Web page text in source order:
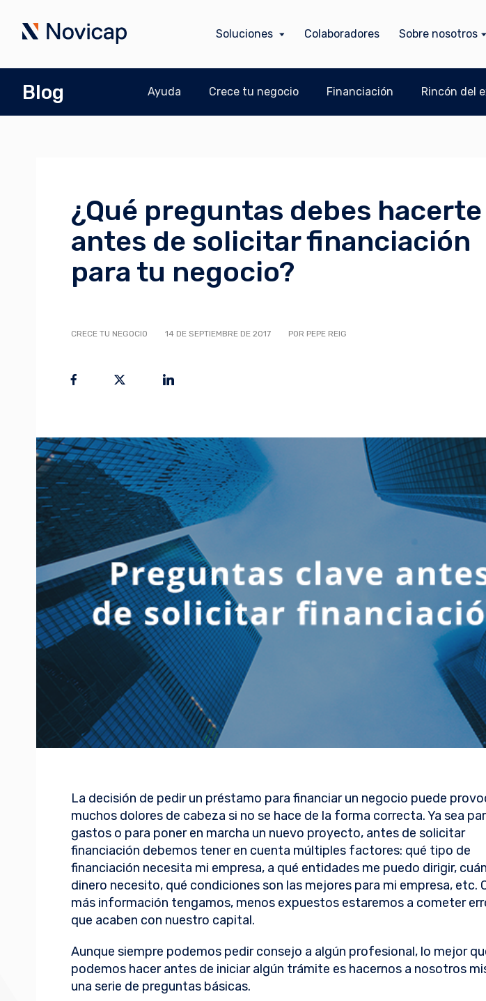
Soluciones Colaboradores Sobre nosotros
Blog Ayuda Crece tu negocio Financiación Rincón del
¿Qué preguntas debes hacerte
antes de solicitar financiación
para tu negocio?
CRECE TU NEGOCIO 14 DE SEPTIEMBRE DE 2017 POR PEPE REIG
La decisión de pedir un préstamo para financiar un negocio puede
muchos dolores de cabeza si no se hace de la forma correcta. Ya sea
gastos o para poner en marcha un nuevo proyecto, antes de solicitar
financiación debemos tener en cuenta múltiples factores: qué tipo de
financiación necesita mi empresa, a qué entidades me puedo dirigir,
dinero necesito, qué condiciones son las mejores para mi empresa, etc.
más información tengamos, menos expuestos estaremos a cometer
que acaben con nuestro capital.
Aunque siempre podemos pedir consejo a algún profesional, lo mejor
podemos hacer antes de iniciar algún trámite es hacernos a nosotros
una serie de preguntas básicas.